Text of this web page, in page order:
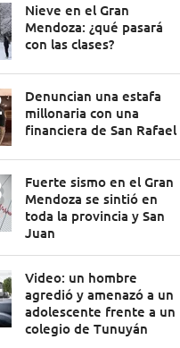
Nieve en el Gran
Mendoza: ¿qué pasará
con las clases?
Denuncian una estafa
millonaria con una
financiera de San Rafael
Fuerte sismo en el Gran
Mendoza se sintió en
toda la provincia y San
Juan
Video: un hombre
agredió y amenazó a un
adolescente frente a un
colegio de Tunuyán